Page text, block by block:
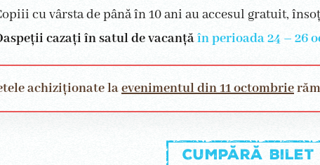
cu vârsta de până în 10 ani au accesul gratuit,
cazați în satul de vacanțăîn perioada 24 – 26
achiziționate laevenimentul din 11 octombrie
Cumpără bilet